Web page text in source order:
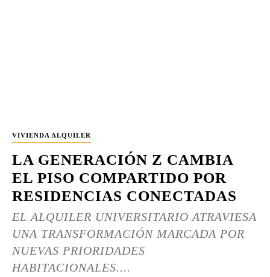
VIVIENDA ALQUILER
LA GENERACIÓN Z CAMBIA
EL PISO COMPARTIDO POR
RESIDENCIAS CONECTADAS
EL ALQUILER UNIVERSITARIO ATRAVIESA
UNA TRANSFORMACIÓN MARCADA POR
NUEVAS PRIORIDADES
HABITACIONALES....